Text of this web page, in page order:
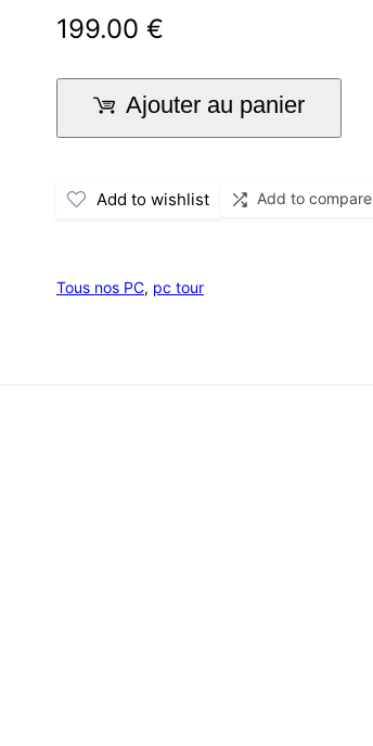
199.00 €
Ajouter au panier
Add to wishlist Add to compare
Tous nos PC, pc tour